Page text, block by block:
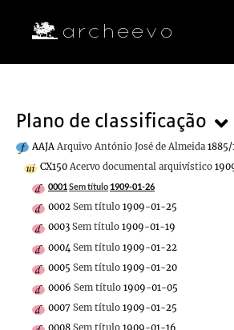
Plano de classificação
AAJA Arquivo António José de Almeida
CX150 Acervo documental arquivístico
0001 Sem título 1909-01-26
0002 Sem título 1909-01-25
0003 Sem título 1909-01-19
0004 Sem título 1909-01-22
0005 Sem título 1909-01-20
0006 Sem título 1909-01-05
0007 Sem título 1909-01-25
0008 Sem título 1909-01-16